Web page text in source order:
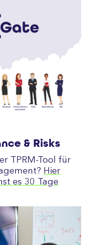
& Risks
TPRM-Tool für
Hier
es 30 Tage